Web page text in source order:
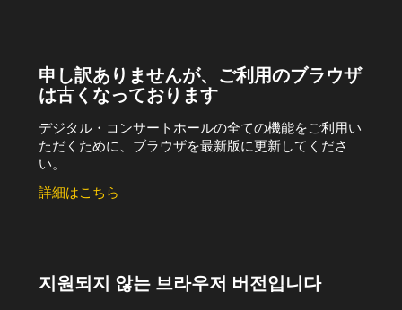
申し訳ありませんが、ご利用のブラウザ
は古くなっております
デジタル・コンサートホールの全ての機能をご利用い
ただくために、ブラウザを最新版に更新してくださ
い。
詳細はこちら
지원되지 않는 브라우저 버전입니다